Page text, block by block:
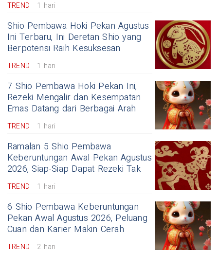
TREND 1 hari
Shio Pembawa Hoki Pekan Agustus
Ini Terbaru, Ini Deretan Shio yang
Berpotensi Raih Kesuksesan
TREND 1 hari
7 Shio Pembawa Hoki Pekan Ini,
Rezeki Mengalir dan Kesempatan
Emas Datang dari Berbagai Arah
TREND 1 hari
Ramalan 5 Shio Pembawa
Keberuntungan Awal Pekan Agustus
2026, Siap-Siap Dapat Rezeki Tak
TREND 1 hari
6 Shio Pembawa Keberuntungan
Pekan Awal Agustus 2026, Peluang
Cuan dan Karier Makin Cerah
TREND 2 hari